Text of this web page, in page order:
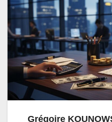
Grégoire